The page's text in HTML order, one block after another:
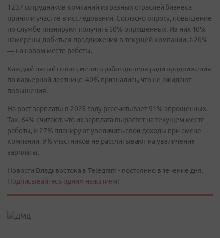
1237 сотрудников компаний из разных отраслей бизнеса
приняли участие в исследовании. Согласно опросу, повышение
по службе планируют получить 60% опрошенных. Из них 40%
намерены добиться продвижения в текущей компании, а 20%
— на новом месте работы.
Каждый пятый готов сменить работодателя ради продвижения
по карьерной лестнице. 40% признались, что не ожидают
повышения.
На рост зарплаты в 2025 году рассчитывает 91% опрошенных.
Так, 64% считают, что их зарплата вырастет на текущем месте
работы, и 27% планируют увеличить свои доходы при смене
компании. 9% участников не рассчитывают на увеличение
зарплаты.
Новости Владивостока в Telegram - постоянно в течение дня.
Подписывайтесь одним нажатием!